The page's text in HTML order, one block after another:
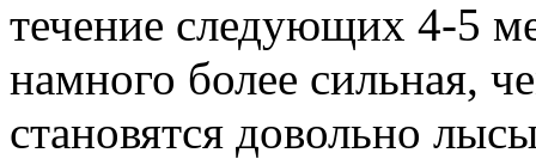
течение следующих 4-5
намного более сильная,
становятся довольно